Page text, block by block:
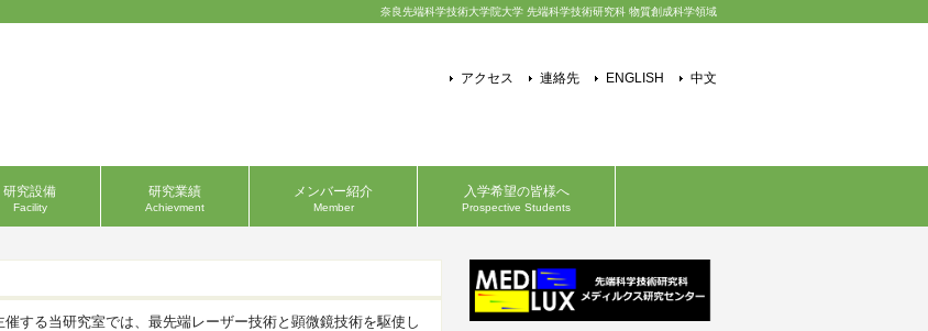
奈良先端科学技術大学院大学 先端科学技術研究科 物質創成科学領域
アクセス 連絡先 ENGLISH 中文
研究設備
Facility
研究業績
Achievment
メンバー紹介
Member
入学希望の皆様へ
Prospective Students
する当研究室では、最先端レーザー技術と顕微鏡技術を駆使し